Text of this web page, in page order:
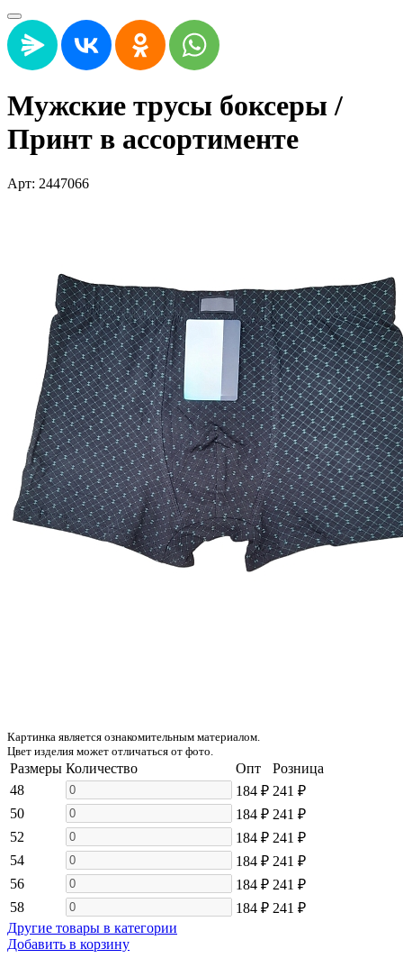
Мужские трусы боксеры /
Принт в ассортименте
Арт: 2447066
Картинка является ознакомительным материалом.
Цвет изделия может отличаться от фото.
Размеры Количество Опт
Розница
48
184 ₽ 241 ₽
50
184 ₽ 241 ₽
52
184 ₽ 241 ₽
54
184 ₽ 241 ₽
56
184 ₽ 241 ₽
58
184 ₽ 241 ₽
Другие товары в категории
Добавить в корзину